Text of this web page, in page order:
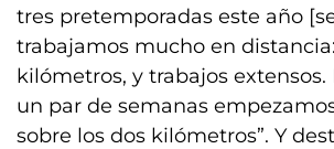
tres pretemporadas este año
trabajamos mucho en
kilómetros, y trabajos extensos.
un par de semanas
sobre los dos kilómetros”. Y